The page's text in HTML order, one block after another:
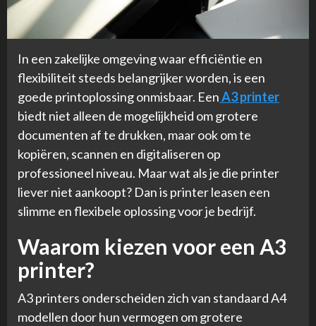
In een zakelijke omgeving waar efficiëntie en
flexibiliteit steeds belangrijker worden, is een
goede printoplossing onmisbaar. EenA3 printer
biedt niet alleen de mogelijkheid om grotere
documenten af te drukken, maar ook om te
kopiëren, scannen en digitaliseren op
professioneel niveau. Maar wat als je die printer
liever niet aankoopt? Dan is printer leasen een
slimme en flexibele oplossing voor je bedrijf.
Waarom kiezen voor een A3
printer?
A3 printers onderscheiden zich van standaard A4
modellen door hun vermogen om grotere